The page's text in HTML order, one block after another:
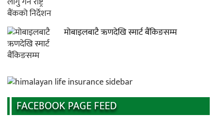
मोबाइलबाटै ऋणदेखि स्मार्ट बैंकिङसम्म
FACEBOOK PAGE FEED